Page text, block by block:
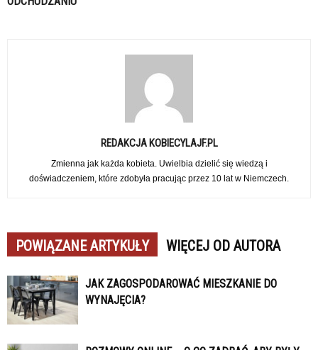
REDAKCJA KOBIECYLAJF.PL
Zmienna jak każda kobieta. Uwielbia dzielić się wiedzą i
doświadczeniem, które zdobyła pracując przez 10 lat w Niemczech.
POWIĄZANE ARTYKUŁY WIĘCEJ OD AUTORA
JAK ZAGOSPODAROWAĆ MIESZKANIE DO
WYNAJĘCIA?